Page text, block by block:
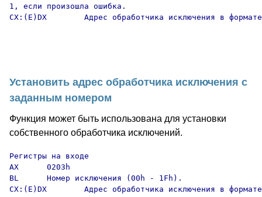
1, если произошла ошибка.
CX:(E)DX        Адрес обработчика исключения в
Установить адрес обработчика исключения с
заданным номером
Функция может быть использована для установки
собственного обработчика исключений.
Регистры на входе
AX      0203h
BL      Номер исключения (00h - 1Fh).
CX:(E)DX        Адрес обработчика исключения в